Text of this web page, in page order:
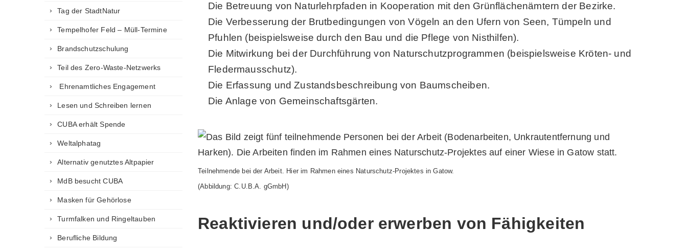
Die Betreuung von Naturlehrpfaden in Kooperation mit den Grünflächenämtern der Bezirke.
Die Verbesserung der Brutbedingungen von Vögeln an den Ufern von Seen, Tümpeln und
Pfuhlen (beispielsweise durch den Bau und die Pflege von Nisthilfen).
Die Mitwirkung bei der Durchführung von Naturschutzprogrammen (beispielsweise Kröten- und
Fledermausschutz).
Die Erfassung und Zustandsbeschreibung von Baumscheiben.
Die Anlage von Gemeinschaftsgärten.
Teilnehmende bei der Arbeit. Hier im Rahmen eines Naturschutz-Projektes in Gatow.
(Abbildung: C.U.B.A. gGmbH)
Reaktivieren und/oder erwerben von Fähigkeiten
Tag der StadtNatur
Tempelhofer Feld – Müll-Termine
Brandschutzschulung
Teil des Zero-Waste-Netzwerks
Ehrenamtliches Engagement
Lesen und Schreiben lernen
CUBA erhält Spende
Weltalphatag
Alternativ genutztes Altpapier
MdB besucht CUBA
Masken für Gehörlose
Turmfalken und Ringeltauben
Berufliche Bildung